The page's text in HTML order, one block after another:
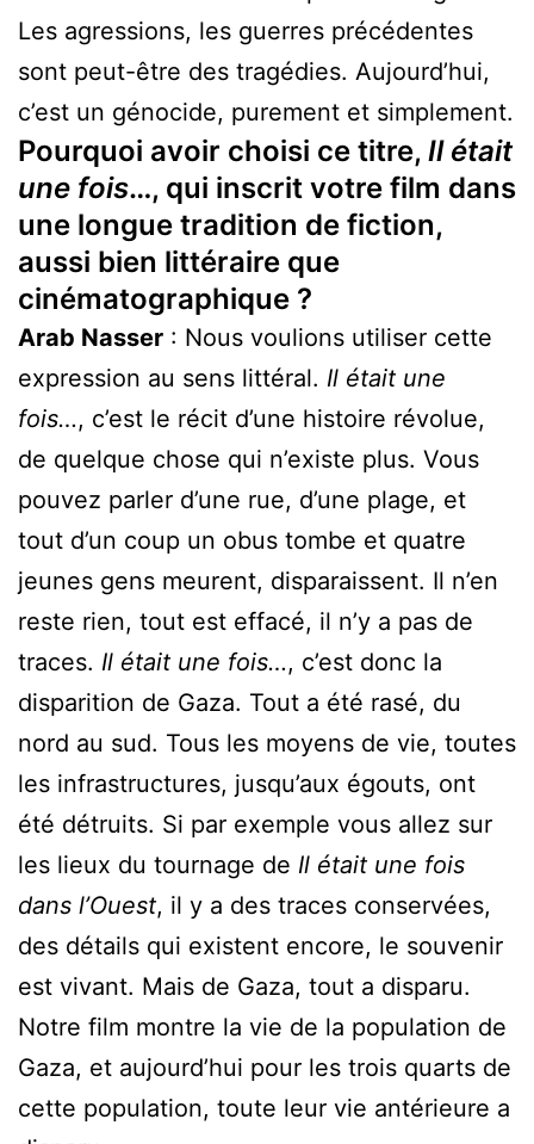
Les agressions, les guerres précédentes
sont peut-être des tragédies. Aujourd’hui,
c’est un génocide, purement et simplement.
Pourquoi avoir choisi ce titre, Il était
une fois…, qui inscrit votre film dans
une longue tradition de fiction,
aussi bien littéraire que
cinématographique ?
Arab Nasser : Nous voulions utiliser cette
expression au sens littéral. Il était une
fois…, c’est le récit d’une histoire révolue,
de quelque chose qui n’existe plus. Vous
pouvez parler d’une rue, d’une plage, et
tout d’un coup un obus tombe et quatre
jeunes gens meurent, disparaissent. Il n’en
reste rien, tout est effacé, il n’y a pas de
traces. Il était une fois…, c’est donc la
disparition de Gaza. Tout a été rasé, du
nord au sud. Tous les moyens de vie, toutes
les infrastructures, jusqu’aux égouts, ont
été détruits. Si par exemple vous allez sur
les lieux du tournage de Il était une fois
dans l’Ouest, il y a des traces conservées,
des détails qui existent encore, le souvenir
est vivant. Mais de Gaza, tout a disparu.
Notre film montre la vie de la population de
Gaza, et aujourd’hui pour les trois quarts de
cette population, toute leur vie antérieure a